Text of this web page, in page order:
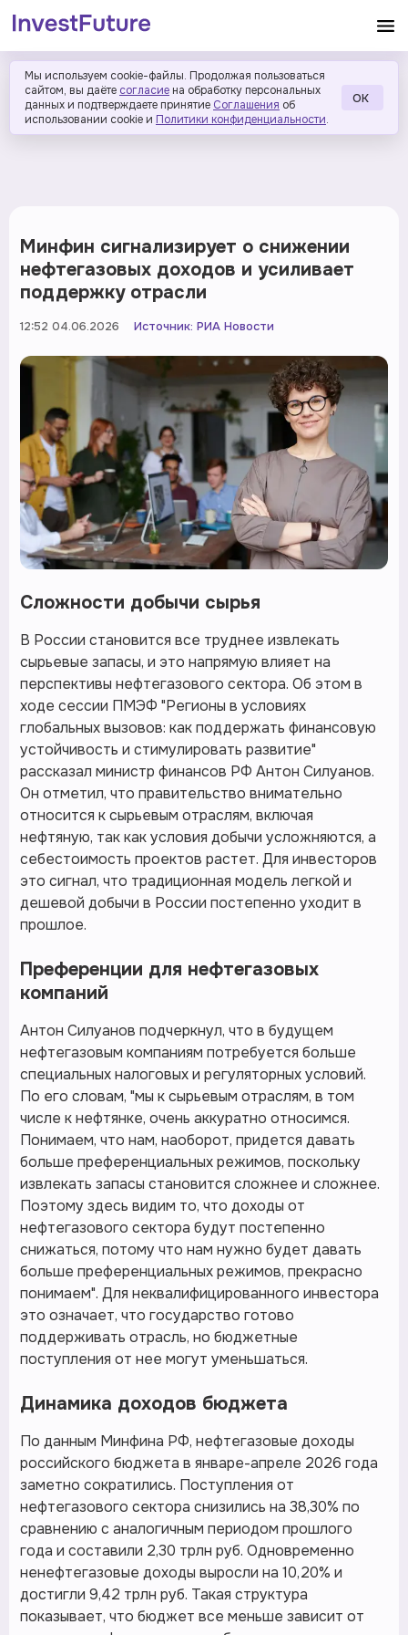
Мы используем cookie-файлы. Продолжая пользоваться
сайтом, вы даёте согласие на обработку персональных
данных и подтверждаете принятие Соглашения об
использовании cookie и Политики конфиденциальности.
ОК
Минфин сигнализирует о снижении
нефтегазовых доходов и усиливает
поддержку отрасли
12:52 04.06.2026 Источник: РИА Новости
Сложности добычи сырья
В России становится все труднее извлекать
сырьевые запасы, и это напрямую влияет на
перспективы нефтегазового сектора. Об этом в
ходе сессии ПМЭФ "Регионы в условиях
глобальных вызовов: как поддержать финансовую
устойчивость и стимулировать развитие"
рассказал министр финансов РФ Антон Силуанов.
Он отметил, что правительство внимательно
относится к сырьевым отраслям, включая
нефтяную, так как условия добычи усложняются, а
себестоимость проектов растет. Для инвесторов
это сигнал, что традиционная модель легкой и
дешевой добычи в России постепенно уходит в
прошлое.
Преференции для нефтегазовых
компаний
Антон Силуанов подчеркнул, что в будущем
нефтегазовым компаниям потребуется больше
специальных налоговых и регуляторных условий.
По его словам, "мы к сырьевым отраслям, в том
числе к нефтянке, очень аккуратно относимся.
Понимаем, что нам, наоборот, придется давать
больше преференциальных режимов, поскольку
извлекать запасы становится сложнее и сложнее.
Поэтому здесь видим то, что доходы от
нефтегазового сектора будут постепенно
снижаться, потому что нам нужно будет давать
больше преференциальных режимов, прекрасно
понимаем". Для неквалифицированного инвестора
это означает, что государство готово
поддерживать отрасль, но бюджетные
поступления от нее могут уменьшаться.
Динамика доходов бюджета
По данным Минфина РФ, нефтегазовые доходы
российского бюджета в январе-апреле 2026 года
заметно сократились. Поступления от
нефтегазового сектора снизились на 38,30% по
сравнению с аналогичным периодом прошлого
года и составили 2,30 трлн руб. Одновременно
ненефтегазовые доходы выросли на 10,20% и
достигли 9,42 трлн руб. Такая структура
показывает, что бюджет все меньше зависит от